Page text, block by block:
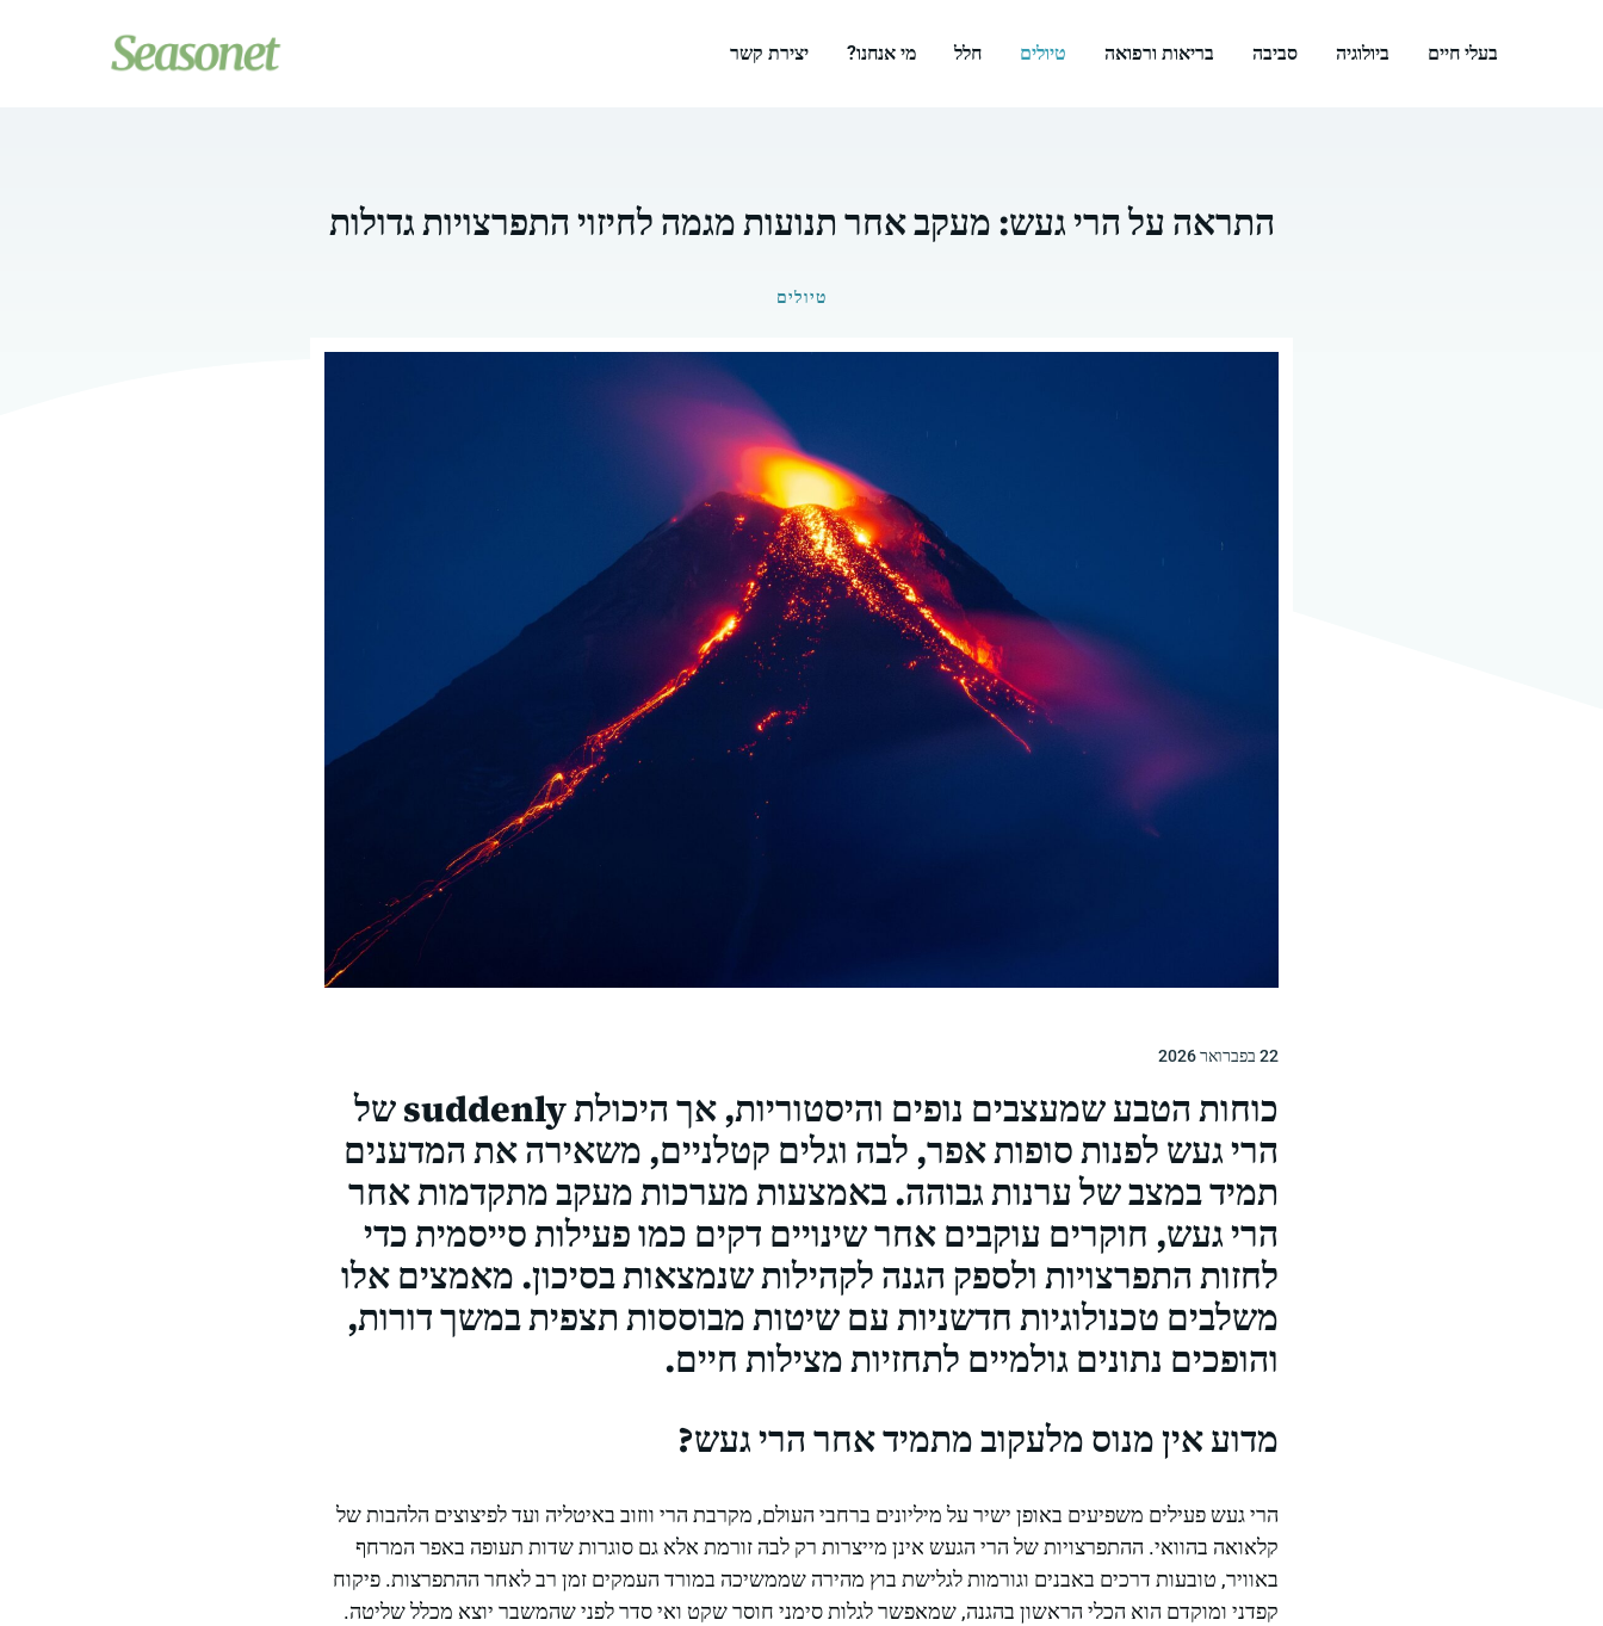
בעלי חיים ביולוגיה סביבה בריאות ורפואה טיולים חלל מי אנחנו? יצירת קשר
התראה על הרי געש: מעקב אחר תנועות מגמה לחיזוי התפרצויות גדולות
טיולים
22 בפברואר 2026
כוחות הטבע שמעצבים נופים והיסטוריות, אך היכולת suddenly של
הרי געש לפנות סופות אפר, לבה וגלים קטלניים, משאירה את המדענים
תמיד במצב של ערנות גבוהה. באמצעות מערכות מעקב מתקדמות אחר
הרי געש, חוקרים עוקבים אחר שינויים דקים כמו פעילות סייסמית כדי
לחזות התפרצויות ולספק הגנה לקהילות שנמצאות בסיכון. מאמצים אלו
משלבים טכנולוגיות חדשניות עם שיטות מבוססות תצפית במשך דורות,
והופכים נתונים גולמיים לתחזיות מצילות חיים.
מדוע אין מנוס מלעקוב מתמיד אחר הרי געש?
הרי געש פעילים משפיעים באופן ישיר על מיליונים ברחבי העולם, מקרבת הרי ווזוב באיטליה ועד לפיצוצים הלהבות של
קלאואה בהוואי. ההתפרצויות של הרי הגעש אינן מייצרות רק לבה זורמת אלא גם סוגרות שדות תעופה באפר המרחף
באוויר, טובעות דרכים באבנים וגורמות לגלישת בוץ מהירה שממשיכה במורד העמקים זמן רב לאחר ההתפרצות. פיקוח
קפדני ומוקדם הוא הכלי הראשון בהגנה, שמאפשר לגלות סימני חוסר שקט ואי סדר לפני שהמשבר יוצא מכלל שליטה.